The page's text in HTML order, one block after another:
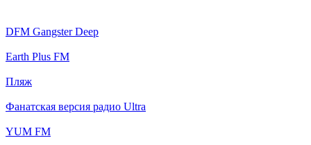
DFM Gangster Deep
Earth Plus FM
Пляж
Фанатская версия радио Ultra
YUM FM